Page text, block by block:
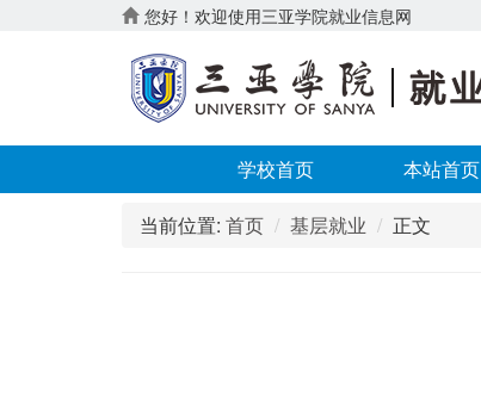
您好！欢迎使用三亚学院就业信息网
学校首页 本站首页
当前位置: 首页 基层就业 正文